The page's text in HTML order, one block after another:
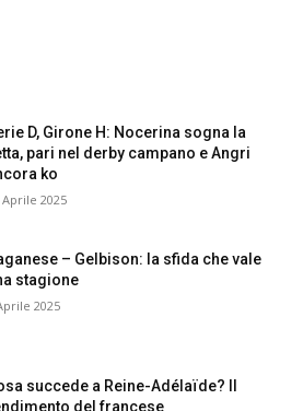
D, Girone H: Nocerina sogna la
pari nel derby campano e Angri
ko
Aprile 2025
– Gelbison: la sfida che vale
stagione
2025
succede a Reine-Adélaïde? Il
del francese